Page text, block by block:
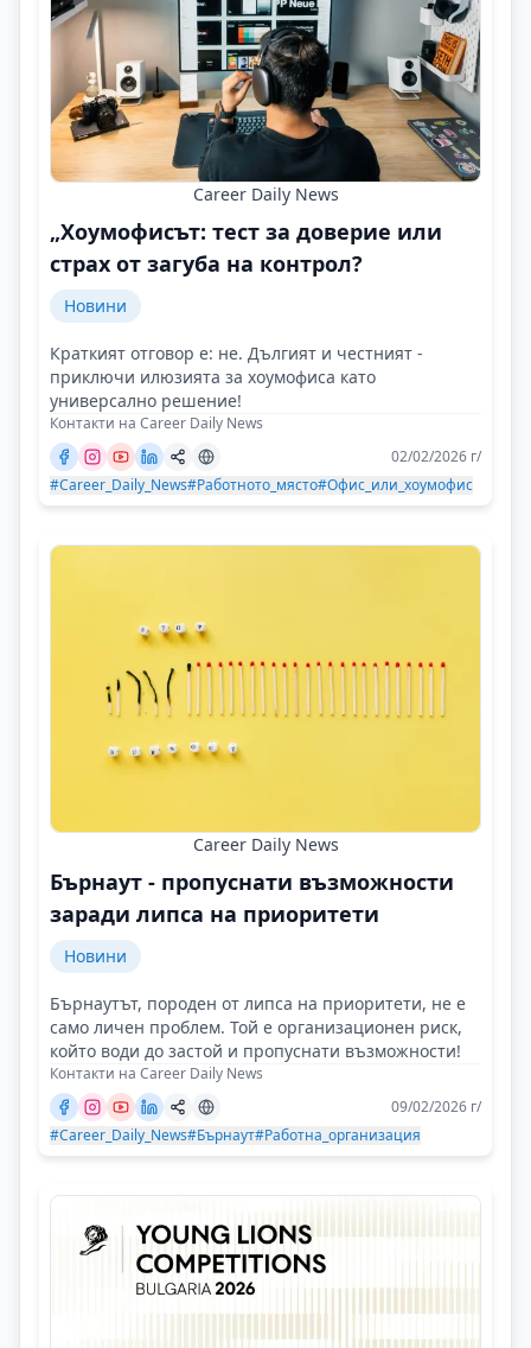
Career Daily News
„Хоумофисът: тест за доверие или
страх от загуба на контрол?
Новини
Краткият отговор е: не. Дългият и честният -
приключи илюзията за хоумофиса като
универсално решение!
Контакти на Career Daily News
02/02/2026 г/
#Career_Daily_News#Работното_място#Офис_или_хоумофис
Career Daily News
Бърнаут - пропуснати възможности
заради липса на приоритети
Новини
Бърнаутът, породен от липса на приоритети, не е
само личен проблем. Той е организационен риск,
който води до застой и пропуснати възможности!
Контакти на Career Daily News
09/02/2026 г/
#Career_Daily_News#Бърнаут#Работна_организация